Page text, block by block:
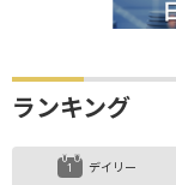
上場
ランキング
デイリー